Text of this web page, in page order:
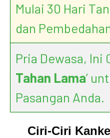
Mulai 30 Hari
dan
Pria Dewasa, Ini
Tahan Lama’
Pasangan Anda.
Ciri-Ciri